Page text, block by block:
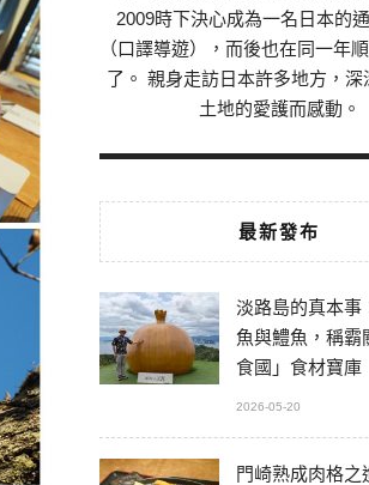
2009時下決心成為一名日本的
（口譯導遊），而後也在同一年
了。 親身走訪日本許多地方，深
土地的愛護而感動。
最新發布
淡路島的真本事
魚與鱧魚，稱霸
食國」食材寶庫
2026-05-20
門崎熟成肉格之